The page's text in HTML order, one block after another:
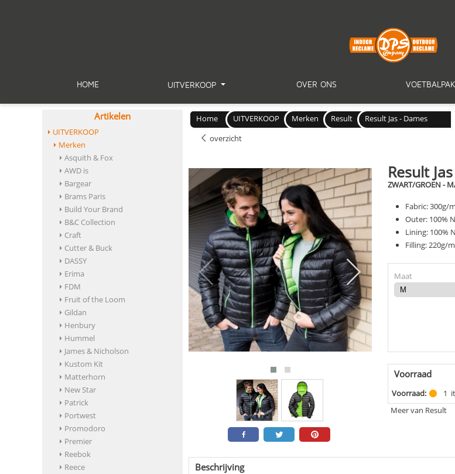
HOME UITVERKOOP OVER ONS
Artikelen
UITVERKOOP
Merken
Asquith & Fox
AWD is
Bargear
Brams Paris
Build Your Brand
B&C Collection
Craft
Cutter & Buck
DASSY
Erima
FDM
Fruit of the Loom
Gildan
Henbury
Hummel
James & Nicholson
Kustom Kit
Matterhorn
New Star
Patrick
Portwest
Promodoro
Premier
Reebok
Reece
Home UITVERKOOP Merken Result
Result Jas - Dames
overzicht
Result
ZWART/GROEN -
Fabric: 300g/
Outer: 100%
Lining: 100%
Filling: 220g/
Maat
Voorraad
Voorraad: 1
Meer van Result
Beschrijving